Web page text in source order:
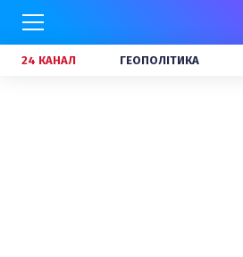
24 КАНАЛ ГЕОПОЛІТИКА